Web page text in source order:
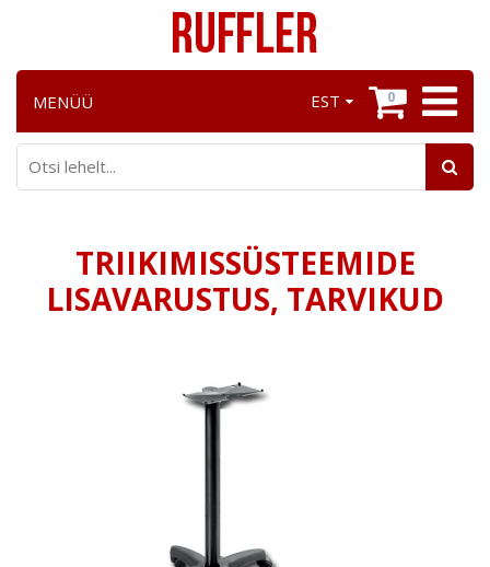
EST 0
MENÜÜ
TRIIKIMISSÜSTEEMIDE
LISAVARUSTUS, TARVIKUD